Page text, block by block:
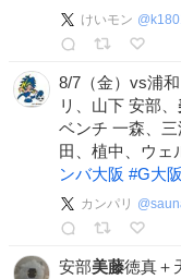
けいモン @
8/7（金）vs浦
リ、山下 安部、
ベンチ 一森、
田、植中、ウェ
ンバ大阪 #G大阪
カンパリ @
安部美藤徳真＋